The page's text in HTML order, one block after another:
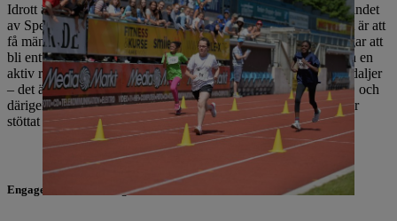
Idrott är en stor förenare – det var idén som inspirerade grundandet
av Special Olympics Germany 1991. Syftet med evenemanget är att
få människor med psykiska eller multipla funktionsnedsättningar att
bli entusiastiska över sport samtidigt som de får möjlighet att ta en
aktiv roll i samhället. Så det handlar inte bara om att vinna medaljer
– det är lika viktigt att förkroppsliga livsglädje och sportglädje, och
därigenom öka självständigheten och livskvaliteten. STIHL har
stöttat Special Olympics Rheinland-Pfalz sedan 2006.
Engagerat i inkludering